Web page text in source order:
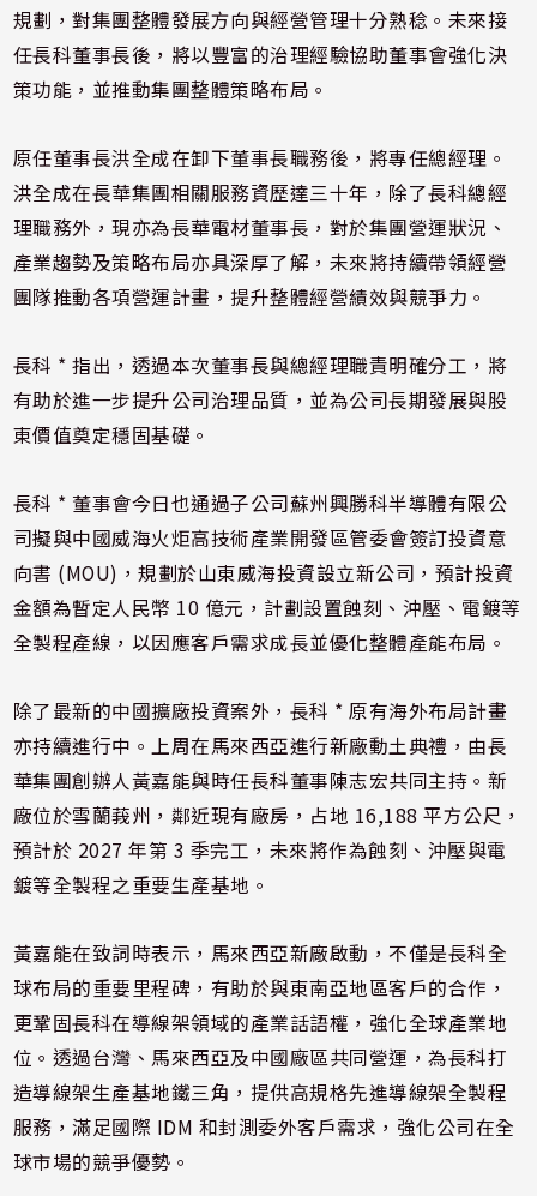
規劃，對集團整體發展方向與經營管理十分熟稔。未來接
任長科董事長後，將以豐富的治理經驗協助董事會強化決
策功能，並推動集團整體策略布局。
原任董事長洪全成在卸下董事長職務後，將專任總經理。
洪全成在長華集團相關服務資歷達三十年，除了長科總經
理職務外，現亦為長華電材董事長，對於集團營運狀況、
產業趨勢及策略布局亦具深厚了解，未來將持續帶領經營
團隊推動各項營運計畫，提升整體經營績效與競爭力。
長科 * 指出，透過本次董事長與總經理職責明確分工，將
有助於進一步提升公司治理品質，並為公司長期發展與股
東價值奠定穩固基礎。
長科 * 董事會今日也通過子公司蘇州興勝科半導體有限公
司擬與中國威海火炬高技術產業開發區管委會簽訂投資意
向書 (MOU)，規劃於山東威海投資設立新公司，預計投資
金額為暫定人民幣 10 億元，計劃設置蝕刻、沖壓、電鍍等
全製程產線，以因應客戶需求成長並優化整體產能布局。
除了最新的中國擴廠投資案外，長科 * 原有海外布局計畫
亦持續進行中。上周在馬來西亞進行新廠動土典禮，由長
華集團創辦人黃嘉能與時任長科董事陳志宏共同主持。新
廠位於雪蘭莪州，鄰近現有廠房，占地 16,188 平方公尺，
預計於 2027 年第 3 季完工，未來將作為蝕刻、沖壓與電
鍍等全製程之重要生產基地。
黃嘉能在致詞時表示，馬來西亞新廠啟動，不僅是長科全
球布局的重要里程碑，有助於與東南亞地區客戶的合作，
更鞏固長科在導線架領域的產業話語權，強化全球產業地
位。透過台灣、馬來西亞及中國廠區共同營運，為長科打
造導線架生產基地鐵三角，提供高規格先進導線架全製程
服務，滿足國際 IDM 和封測委外客戶需求，強化公司在全
球市場的競爭優勢。